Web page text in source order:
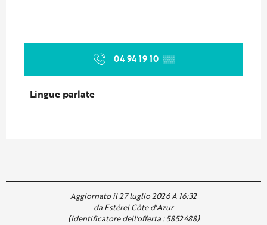
04 94 19 10 ▒▒
Lingue parlate
Lingue parlate
Aggiornato il 27 luglio 2026 A 16:32
da Estérel Côte d'Azur
(Identificatore dell'offerta :5852488)